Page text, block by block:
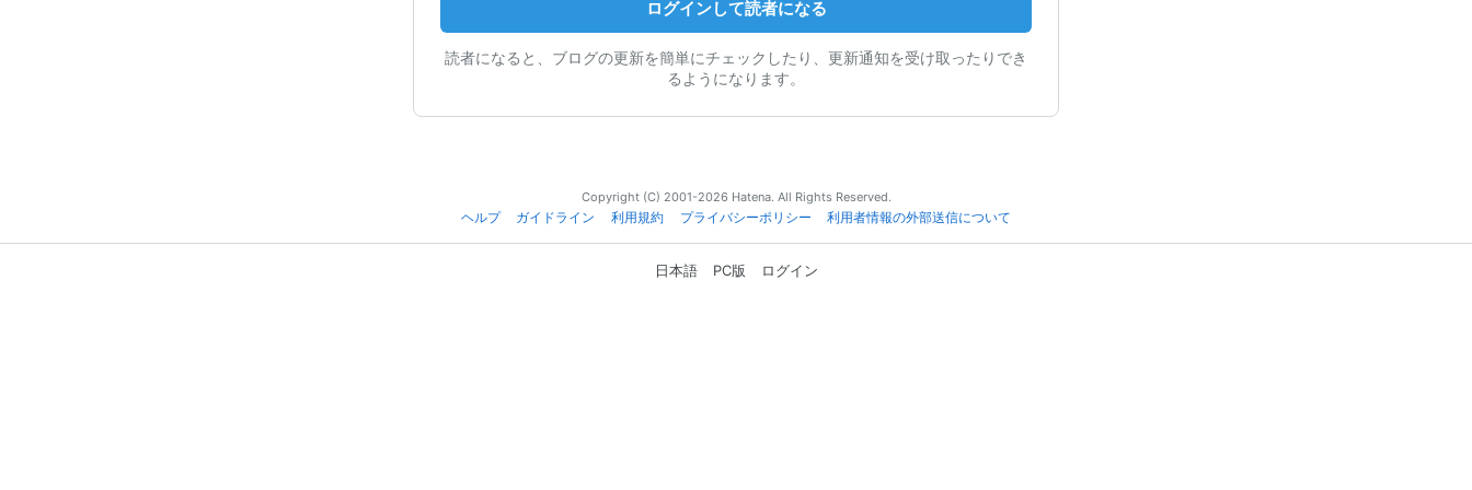
ログインして読者になる
読者になると、ブログの更新を簡単にチェックしたり、更新通知を受け取ったりでき
るようになります。
Copyright (C) 2001-2026 Hatena. All Rights Reserved.
ヘルプ
ガイドライン 利用規約 プライバシーポリシー 利用者情報の外部送信について
日本語 PC版 ログイン